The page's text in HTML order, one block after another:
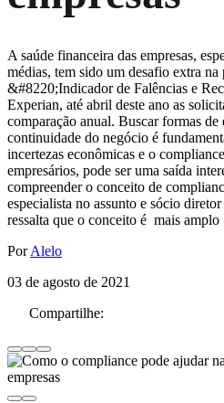
A saúde financeira das empresas,
médias, tem sido um desafio extra
&#8220;Indicador de Falências e
Experian, até abril deste ano as
comparação anual. Buscar formas
continuidade do negócio é
incertezas econômicas e o
empresários, pode ser uma saída
compreender o conceito de
especialista no assunto e sócio
ressalta que o conceito é mais
PorAlelo
03 de agosto de 2021
Compartilhe: